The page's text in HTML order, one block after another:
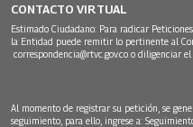
CONTACTO VIRTUAL
Estimado Ciudadano: Para radicar
la Entidad puede remitir lo pertinente al
correspondencia@rtvc.gov.co o diligenciar
Al momento de registrar su petición, se
seguimiento, para ello, ingrese a: